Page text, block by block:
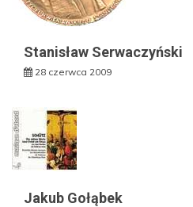
Stanisław Serwaczyński
28 czerwca 2009
Jakub Gołąbek